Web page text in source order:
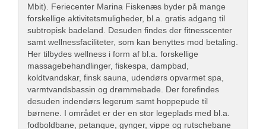
Mbit). Feriecenter Marina Fiskenæs byder på mange
forskellige aktivitetsmuligheder, bl.a. gratis adgang til
subtropisk badeland. Desuden findes der fitnesscenter
samt wellnessfaciliteter, som kan benyttes mod betaling.
Her tilbydes wellness i form af bl.a. forskellige
massagebehandlinger, fiskespa, dampbad,
koldtvandskar, finsk sauna, udendørs opvarmet spa,
varmtvandsbassin og drømmebade. Der forefindes
desuden indendørs legerum samt hoppepude til
børnene. I området er der en stor legeplads med bl.a.
fodboldbane, petanque, gynger, vippe og rutschebane